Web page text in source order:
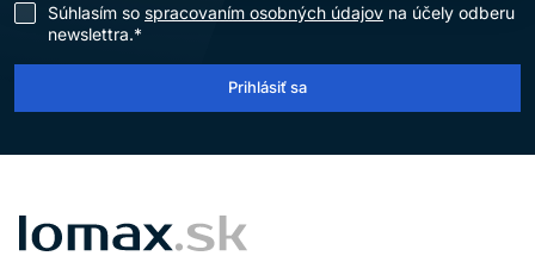
dôkladne vypláchnite vodou.
Používajte vhodné ochranné rukavice.
Uchovávajte mimo dosahu detí.
Výrobok je určený len naprofesionálne použitie v
Súhlasím so spracovaním osobných údajov na účely odberu
newslettra.*
Prihlásiť sa
LOMAX